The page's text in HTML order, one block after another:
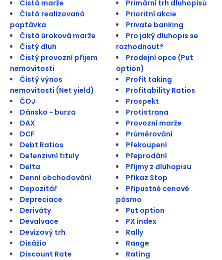
Čistá marže
Čistá realizovaná
poptávka
Čistá úroková marže
Čistý dluh
Čistý provozní příjem
nemovitosti
Čistý výnos
nemovitosti (Net yield)
ČOJ
Dánsko - burza
DAX
DCF
Debt Ratios
Defenzivní tituly
Delta
Denní obchodování
Depozitář
Depreciace
Deriváty
Devalvace
Devizový trh
Disážio
Discount Rate
Primární trh dluhopisů
Prioritní akcie
Private banking
Pro jaký dluhopis se
rozhodnout?
Prodejní opce (Put
option)
Profit taking
Profitability Ratios
Prospekt
Protistrana
Provozní marže
Průměrování
Překoupení
Přeprodání
Příjmy z dluhopisu
Příkaz Stop
Přípustné cenové
pásmo
Put option
PX index
Rally
Range
Rating